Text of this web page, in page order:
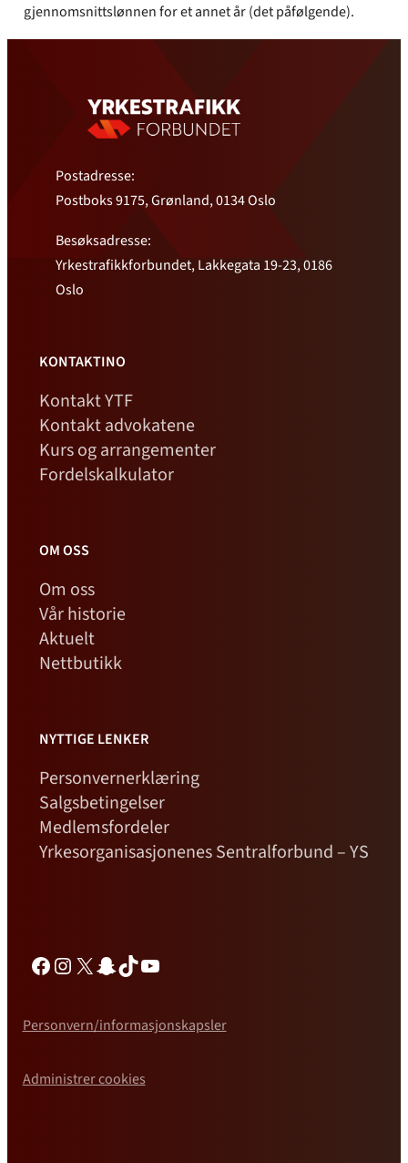
gjennomsnittslønnen for et annet år (det påfølgende).
Postadresse:
Postboks 9175, Grønland, 0134 Oslo
Besøksadresse:
Yrkestrafikkforbundet, Lakkegata 19-23, 0186
Oslo
KONTAKTINO
Kontakt YTF
Kontakt advokatene
Kurs og arrangementer
Fordelskalkulator
OM OSS
Om oss
Vår historie
Aktuelt
Nettbutikk
NYTTIGE LENKER
Personvernerklæring
Salgsbetingelser
Medlemsfordeler
Yrkesorganisasjonenes Sentralforbund – YS
Personvern/informasjonskapsler
Administrer cookies
Facebook
Instagram
X Snapchat
TikTokYouTube